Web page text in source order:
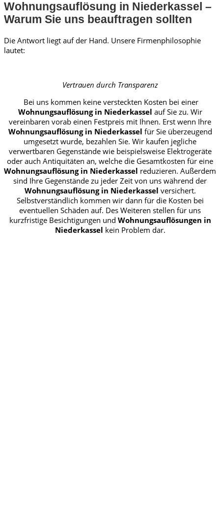
Wohnungsauflösung in Niederkassel –
Warum Sie uns beauftragen sollten
Die Antwort liegt auf der Hand. Unsere Firmenphilosophie
lautet:
Vertrauen durch Transparenz
Bei uns kommen keine versteckten Kosten bei einer
Wohnungsauflösung in Niederkassel auf Sie zu. Wir
vereinbaren vorab einen Festpreis mit Ihnen. Erst wenn Ihre
Wohnungsauflösung in Niederkassel für Sie überzeugend
umgesetzt wurde, bezahlen Sie. Wir kaufen jegliche
verwertbaren Gegenstände wie beispielsweise Elektrogeräte
oder auch Antiquitäten an, welche die Gesamtkosten für eine
Wohnungsauflösung in Niederkassel reduzieren. Außerdem
sind Ihre Gegenstände zu jeder Zeit von uns während der
Wohnungsauflösung in Niederkassel versichert.
Selbstverständlich kommen wir dann für die Kosten bei
eventuellen Schäden auf. Des Weiteren stellen für uns
kurzfristige Besichtigungen und Wohnungsauflösungen in
Niederkassel kein Problem dar.